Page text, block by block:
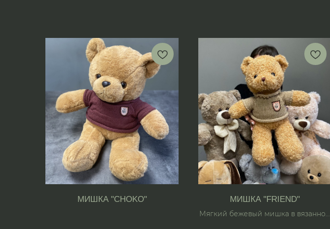
МИШКА "CHOKO" МИШКА "FRIEND"
Мягкий бежевый мишка в вязанной